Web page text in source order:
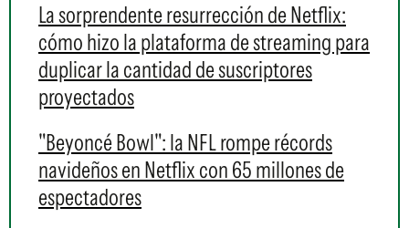
La sorprendente resurrección de Netflix:
cómo hizo la plataforma de streaming para
duplicar la cantidad de suscriptores
proyectados
"Beyoncé Bowl": la NFL rompe récords
navideños en Netflix con 65 millones de
espectadores